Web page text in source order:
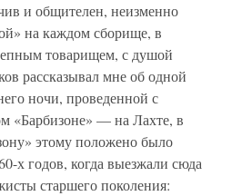
и общителен, неизменно
на каждом сборище, в
товарищем, с душой
рассказывал мне об одной
ночи, проведенной с
«Барбизоне» — на Лахте, в
этому положено было
х годов, когда выезжали сюда
старшего поколения: